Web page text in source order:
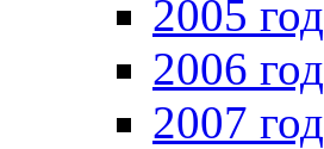
2005 год
2006 год
2007 год